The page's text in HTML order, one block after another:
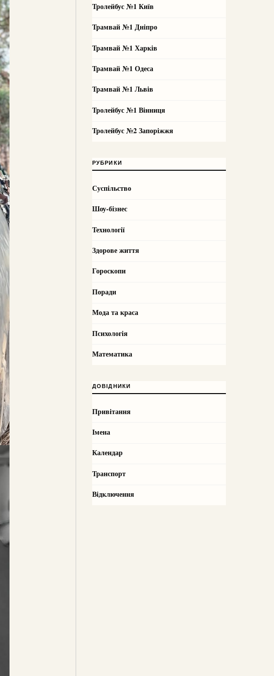
Тролейбус №1 Київ
Трамвай №1 Дніпро
Трамвай №1 Харків
Трамвай №1 Одеса
Трамвай №1 Львів
Тролейбус №1 Вінниця
Тролейбус №2 Запоріжжя
РУБРИКИ
Суспільство
Шоу-бізнес
Технології
Здорове життя
Гороскопи
Поради
Мода та краса
Психологія
Математика
ДОВІДНИКИ
Привітання
Імена
Календар
Транспорт
Відключення